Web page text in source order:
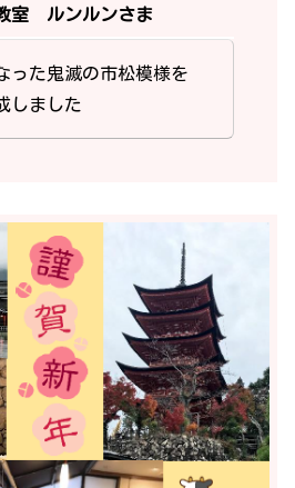
室 ルンルンさま
った鬼滅の市松模様を
しました